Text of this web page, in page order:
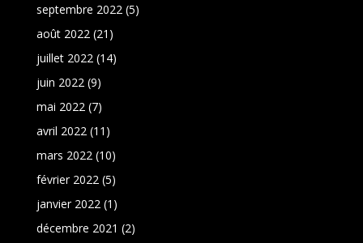
septembre 2022 (5)
août 2022 (21)
juillet 2022 (14)
juin 2022 (9)
mai 2022 (7)
avril 2022 (11)
mars 2022 (10)
février 2022 (5)
janvier 2022 (1)
décembre 2021 (2)